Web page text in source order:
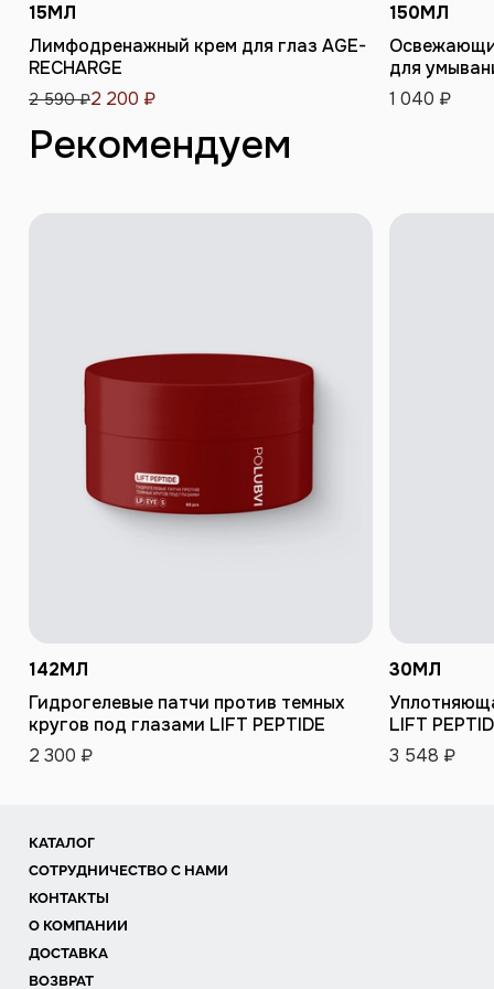
ДОБАВИТЬ В КОРЗИНУ
15МЛ
Лимфодренажный крем для глаз AGE-
RECHARGE
2 590 ₽2 200 ₽
150МЛ
для
1 040 ₽
Рекомендуем
ДОБАВИТЬ В КОРЗИНУ
142МЛ
Гидрогелевые патчи против темных
кругов под глазами LIFT PEPTIDE
2 300 ₽
30МЛ
LIFT
3 548 ₽
КАТАЛОГ
СОТРУДНИЧЕСТВО С НАМИ
КОНТАКТЫ
О КОМПАНИИ
ДОСТАВКА
ВОЗВРАТ